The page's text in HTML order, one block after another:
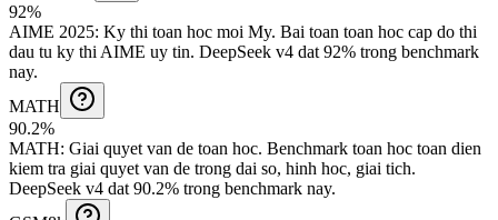
92%
AIME 2025: Ky thi toan hoc moi My. Bai toan toan hoc cap do thi
dau tu ky thi AIME uy tin. DeepSeek v4 dat 92% trong benchmark
nay.
MATH
90.2%
MATH: Giai quyet van de toan hoc. Benchmark toan hoc toan dien
kiem tra giai quyet van de trong dai so, hinh hoc, giai tich.
DeepSeek v4 dat 90.2% trong benchmark nay.